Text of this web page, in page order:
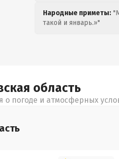
Народные приметы:
такой и январь.»"
область
погоде и атмосферных